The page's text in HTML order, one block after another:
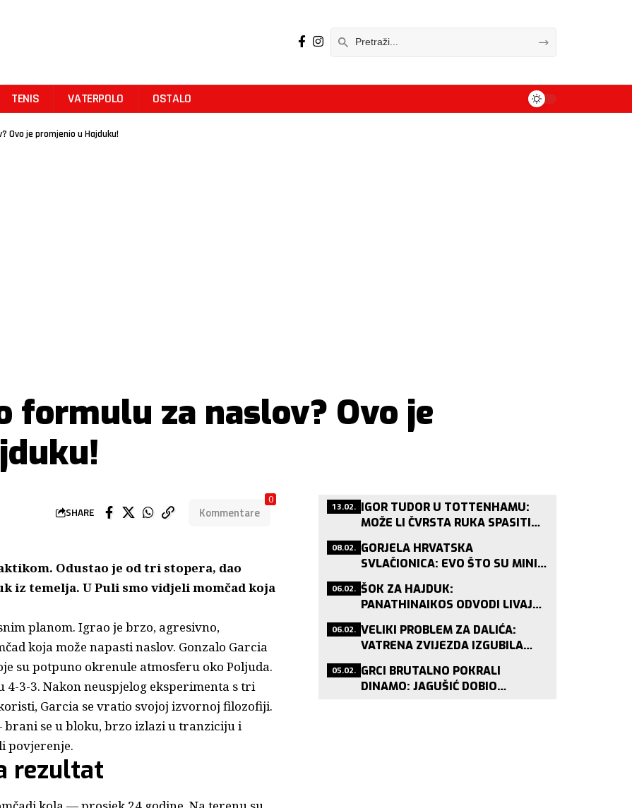
TENIS VATERPOLO OSTALO
Ovo je promjenio u Hajduku!
formulu za naslov? Ovo je
SHARE Kommentare
0
Odustao je od tri stopera, dao
iz temelja. U Puli smo vidjeli momčad koja
planom. Igrao je brzo, agresivno,
koja može napasti naslov. Gonzalo Garcia
su potpuno okrenule atmosferu oko Poljuda.
3-3. Nakon neuspjelog eksperimenta s tri
Garcia se vratio svojoj izvornoj filozofiji.
se u bloku, brzo izlazi u tranziciju i
povjerenje.
rezultat
13.02. IGOR TUDOR U TOTTENHAMU:
MOŽE LI ČVRSTA RUKA SPASITI
08.02. GORJELA HRVATSKA
SVLAČIONICA: EVO ŠTO SU MINI
VATRENI PJEVALI NAKON
BRONCE!
06.02. ŠOK ZA HAJDUK:
PANATHINAIKOS ODVODI LIVAJU
06.02. VELIKI PROBLEM ZA DALIĆA:
VATRENA ZVIJEZDA IZGUBILA
05.02. GRCI BRUTALNO POKRALI
DINAMO: JAGUŠIĆ DOBIO